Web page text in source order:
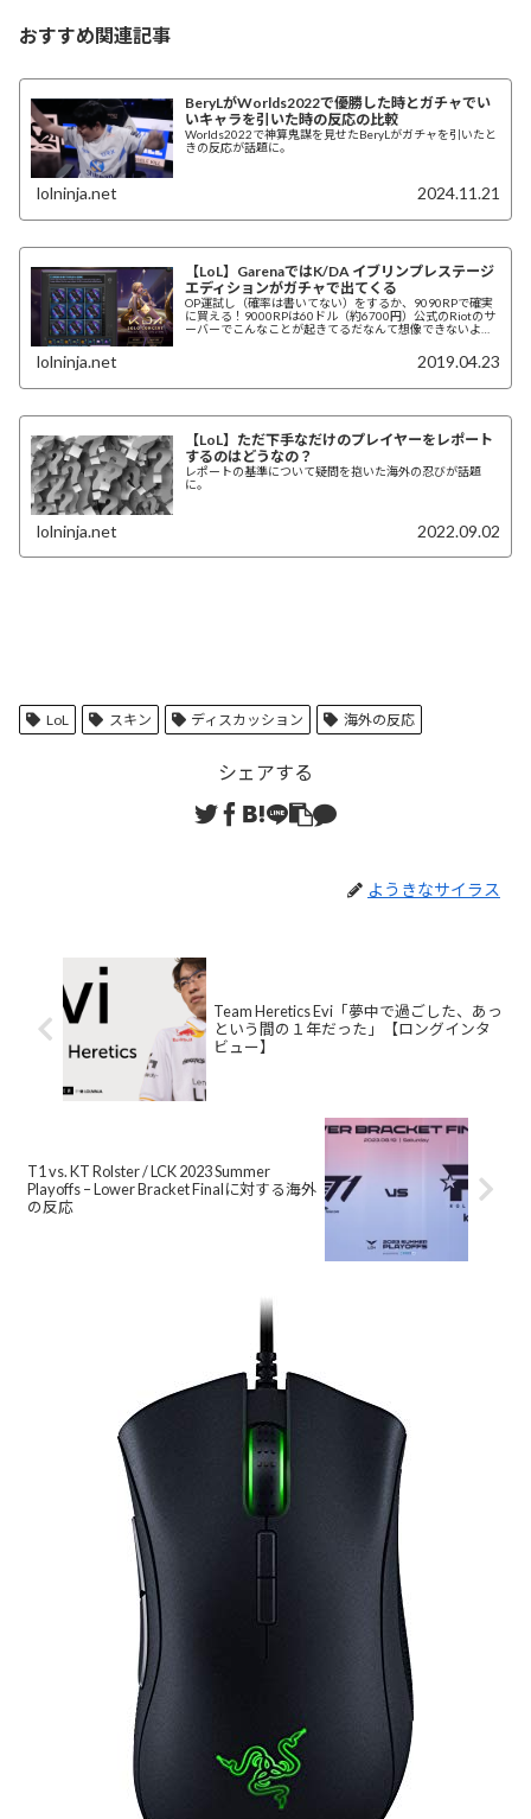
おすすめ関連記事
BeryLがWorlds2022で優勝した時とガチャでい
いキャラを引いた時の反応の比較
Worlds2022で神算鬼謀を見せたBeryLがガチャを引いたと
きの反応が話題に。
lolninja.net 2024.11.21
【LoL】GarenaではK/DA イブリンプレステージ
エディションがガチャで出てくる
OP運試し（確率は書いてない）をするか、9090RPで確実
に買える！9000RPは60ドル（約6700円）公式のRiotのサ
ーバーでこんなことが起きてるだなんて想像できないよ。
lolninja.net 2019.04.23
【LoL】ただ下手なだけのプレイヤーをレポート
するのはどうなの？
レポートの基準について疑問を抱いた海外の忍びが話題
に。
lolninja.net 2022.09.02
LoL スキン ディスカッション 海外の反応
シェアする
ようきなサイラス
Team Heretics Evi「夢中で過ごした、あっ
という間の１年だった」【ロングインタ
ビュー】
T1 vs. KT Rolster / LCK 2023 Summer
Playoffs – Lower Bracket Finalに対する海外
の反応